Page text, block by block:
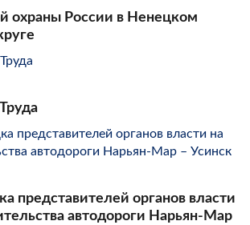
охраны России в Ненецком
представителей органов власти
автодороги Нарьян-Мар